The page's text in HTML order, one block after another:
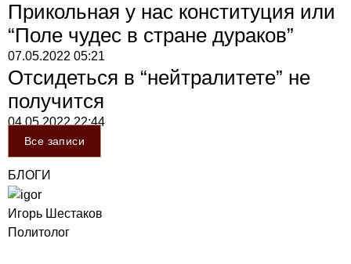
Прикольная у нас конституция или
“Поле чудес в стране дураков”
07.05.2022 05:21
Отсидеться в “нейтралитете” не
получится
04.05.202222:44
Все записи
БЛОГИ
Игорь Шестаков
Политолог